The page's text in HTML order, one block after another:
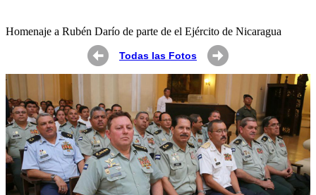
Homenaje a Rubén Darío de parte de el Ejército de Nicaragua
Todas las Fotos